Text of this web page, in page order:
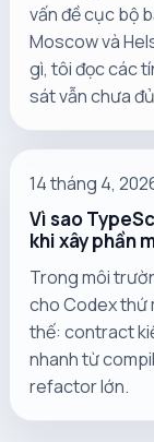
vấn đề cục bộ
Moscow và
gì, tôi đọc các
sát vẫn chưa
14 tháng 4,
Vì sao
khi xây phần
Trong môi
cho Codex thứ
thế: contract
nhanh từ
refactor lớn.